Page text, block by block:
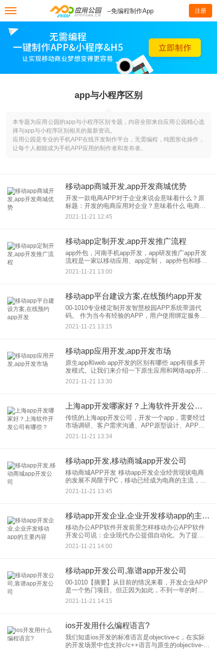
--免编程制作App 注册
app与小程序区别
本专题为应用公园的app与小程序区别专题，内容全部来自应用公园精心选
择与app与小程序区别相关的最新资讯。
应用公园是专业的手机APP在线开发制作平台，无需编程，纯图形化操作，
让每个人都能成为手机APP应用的制作者和发布者。
移动app商城开发,app开发商城优势
开发一款电商APP对于企业来说会意味着什么？原
标题：开发的电商应用对企业？意味着什么 电商是
企业，的发展趋势之一，搬迁商城是常见的方式。
每个企业都希望通过移动商城APP实现新的发展。
2021-11-21 12:45
移动app定制开发,app开发推广流程
app外包，河南手机app开发，app研发推广app开发
流程是一家以移动应用、app定制， app外包和移动
营销解决方案为主营业务的新软件技术服务公司。
提升企业品牌，展示企业产品图文信息，实时互
2021-11-21 13:00
移动app平台建设方案,在线预约app开发
00-1010专业楼定制开发智慧校园APP系统带源代
码。 作为当今有经验的APP，用户使用绑定服务来
讲和。 台湾实现互动交流。使信息能够在更广阔的
空间传播和推广。客户端通知老师或家长发送
2021-11-21 13:15
移动app应用开发,app开发市场
原生app和web app开发的区别有哪些 app有很多开
发模式。让我们来介绍一下原生应用和网络app开发
的区别 开发本土 原生APP开发就是我们所说的传统
APP开发模式(原生APP开
2021-11-21 13:30
上海app开发哪家好？上海软件开发公司有哪些？
传统的上海app开发公司，开发一个app，需要经过
市场调研、客户需求沟通、APP原型设计、APP功
能研发、软件测试、应用市场上市等一系列流程。
app开发周期一般为2-3个月，报价从几万到-几十万
2021-11-21 13:34
移动app开发,移动商城app开发公司
移动商城APP开发 移动app开发企业经营现状电商
的发展不局限于PC，移动已经成为电商的主流，商
城APP开发会给现在电商的发展带来哪些新的活力
和动力？这也是开发移动商城APP的初衷。那么，
2021-11-21 13:45
移动app开发企业,企业开发移动app的主要内容
移动办公APP软件开发前景怎样移动办公APP软件
开发公司说：企业现代办公提倡自动化。为了提高
工作效率，越来越多的企业在企业启动了开发自己
的移动办公app进行内部人事管理，移动App的出现
2021-11-21 14:00
移动app开发公司,靠谱app开发公司
00-1010【摘要】从目前的情况来看，开发企业APP
是一个热门项目。但正因为如此，不到一年的时
间，业内人士就能感觉到，整个开发的APP软件行
业已经变成了一个大杂烩。但是，真正能接到订单
2021-11-21 14:15
ios开发用什么编程语言?
我们知道ios开发的标准语言是objective-c，在实际
的开发场景中也支持c/c++语言与原生的objective-c